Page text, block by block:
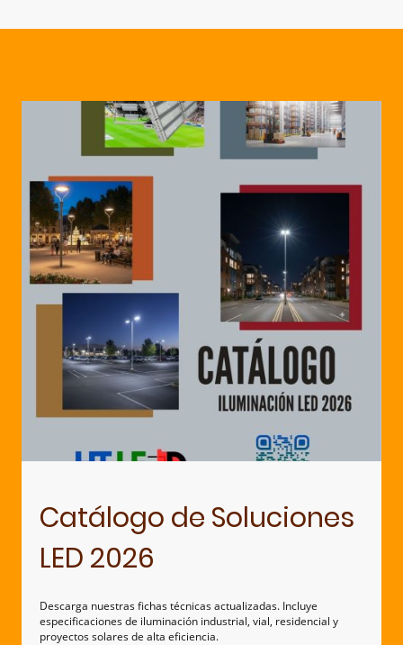
Catálogo de Soluciones
LED 2026
Descarga nuestras fichas técnicas actualizadas. Incluye
especificaciones de iluminación industrial, vial, residencial y
proyectos solares de alta eficiencia.